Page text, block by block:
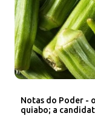
Notas do Poder -
quiabo; a